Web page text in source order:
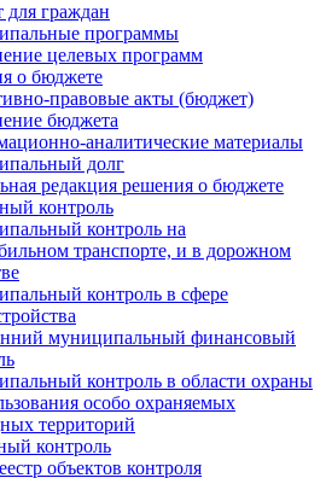
граждан
программы
целевых программ
о бюджете
правовые акты (бюджет)
бюджета
аналитические материалы
долг
редакция решения о бюджете
контроль
контроль на
транспорте, и в дорожном
контроль в сфере
муниципальный финансовый
контроль в области охраны
особо охраняемых
территорий
контроль
объектов контроля